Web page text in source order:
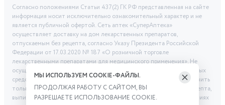
Согласно положениями Статьи 437(2) ГК РФ представленная на сайте
информация носит исключительно ознакомительный характер и не
является публичной офертой. Сеть аптек «СуперАптека»
осуществляет доставку на дом лекарственных препаратов,
отпускаемым без рецепта, согласно Указу Президента Российской
Федерации от 17.03.2020 № 187 «О розничной торговле
лекарственными препаратами для медицинского применения». Не
осуществляем дистанционную продажу рецептурных лекарственных
средств и БАД. Рецептурные лекарственные средства можно получить
только при помощи самовывоза в аптеке при предоставлении рецепта,
выписанного врачом. Бронирование товара выполняется при условиях
МЫ ИСПОЛЬЗУЕМ COOKIE-ФАЙЛЫ.
ПРОДОЛЖАЯ РАБОТУ С САЙТОМ, ВЫ
РАЗРЕШАЕТЕ ИСПОЛЬЗОВАНИЕ COOKIE.